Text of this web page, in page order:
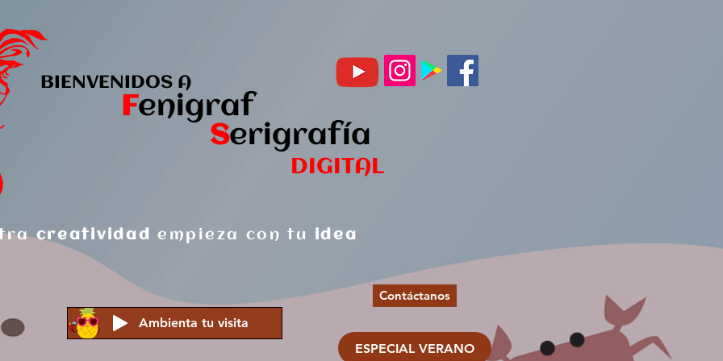
BIENVENIDOS A
Fenigraf
Serigrafía
DIGITAL
Contáctanos
creatividad empieza con tu idea
Ambienta tu visita
ESPECIAL VERANO